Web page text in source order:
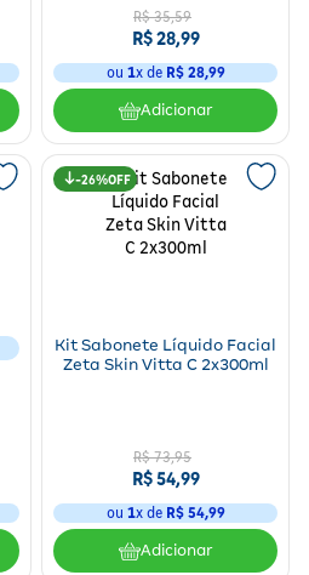
R$ 35,59
R$28,99
ou 1x de R$ 28,99
Adicionar
26%
Kit Sabonete Líquido Facial
Zeta Skin Vitta C 2x300ml
R$ 73,95
R$54,99
ou 1x de R$ 54,99
Adicionar